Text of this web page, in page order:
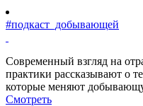
#подкаст_добывающей
Современный взгляд на
практики рассказывают о
которые меняют
Смотреть